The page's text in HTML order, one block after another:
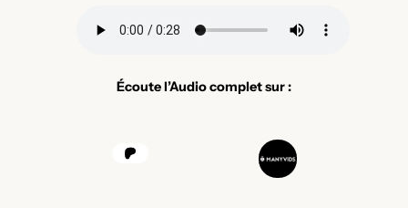
Écoute l’Audio complet sur :